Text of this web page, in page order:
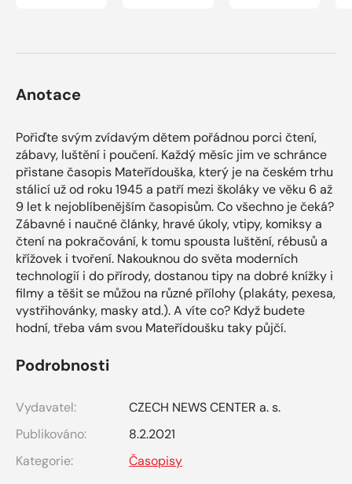
Anotace
Pořiďte svým zvídavým dětem pořádnou porci čtení,
zábavy, luštění i poučení. Každý měsíc jim ve schránce
přistane časopis Mateřídouška, který je na českém trhu
stálicí už od roku 1945 a patří mezi školáky ve věku 6 až
9 let k nejoblíbenějším časopisům. Co všechno je čeká?
Zábavné i naučné články, hravé úkoly, vtipy, komiksy a
čtení na pokračování, k tomu spousta luštění, rébusů a
křížovek i tvoření. Nakouknou do světa moderních
technologií i do přírody, dostanou tipy na dobré knížky i
filmy a těšit se můžou na různé přílohy (plakáty, pexesa,
vystřihovánky, masky atd.). A víte co? Když budete
hodní, třeba vám svou Mateřídoušku taky půjčí.
Podrobnosti
Vydavatel:
CZECH NEWS CENTER a. s.
Publikováno:
8.2.2021
Kategorie:
Časopisy